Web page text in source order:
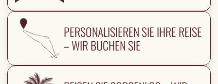
PERSONALISIEREN SIE IHRE REISE
– WIR BUCHEN SIE